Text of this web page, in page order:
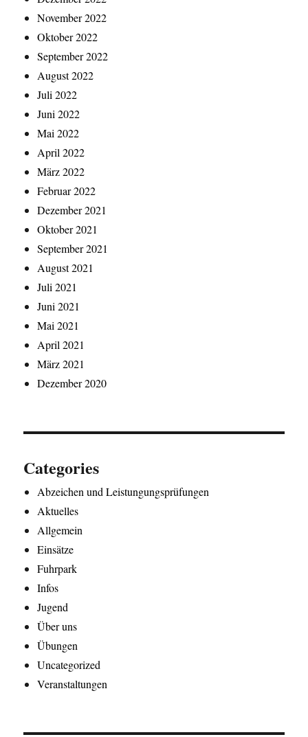
November 2022
Oktober 2022
September 2022
August 2022
Juli 2022
Juni 2022
Mai 2022
April 2022
März 2022
Februar 2022
Dezember 2021
Oktober 2021
September 2021
August 2021
Juli 2021
Juni 2021
Mai 2021
April 2021
März 2021
Dezember 2020
Categories
Abzeichen und Leistungungsprüfungen
Aktuelles
Allgemein
Einsätze
Fuhrpark
Infos
Jugend
Über uns
Übungen
Uncategorized
Veranstaltungen